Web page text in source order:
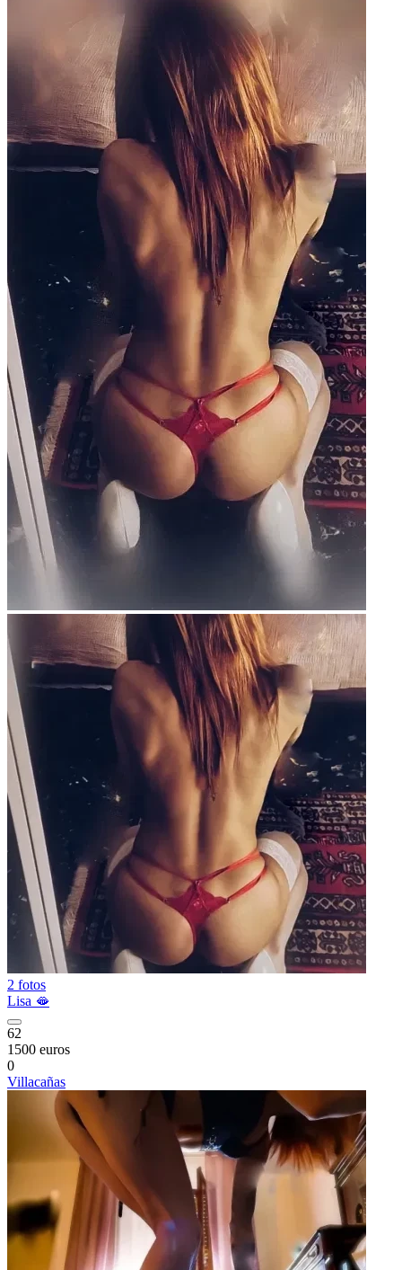
2 fotos
Lisa 🫦
62
1500 euros
0
Villacañas